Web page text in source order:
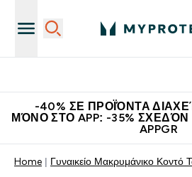
-40% ΣΕ ΠΡΟΪΌΝΤΑ
ΜΌΝΟ ΣΤΟ APP: -35%
APPGR
Home Γυναικείο Μακρυμάνικο